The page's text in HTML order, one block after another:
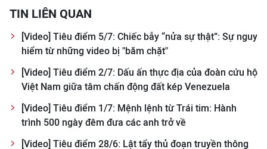
Media Y tế
Media Khoa học - Công nghệ
Media Môi trường
TIN LIÊN QUAN
[Video] Tiêu điểm 5/7: Chiếc bẫy “nửa sự thật”: Sự nguy
hiểm từ những video bị "băm chặt"
[Video] Tiêu điểm 2/7: Dấu ấn thực địa của đoàn cứu hộ
Việt Nam giữa tâm chấn động đất kép Venezuela
[Video] Tiêu điểm 1/7: Mệnh lệnh từ Trái tim: Hành
trình 500 ngày đêm đưa các anh trở về
[Video] Tiêu điểm 28/6: Lật tẩy thủ đoạn truyền thông